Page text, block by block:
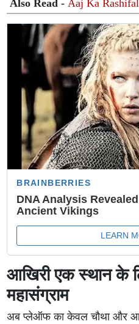
Also Read -Aaj Ka
पहला सोमवार आज, चंद्रमा और
आपकी राशि पर क्या होगा असर
आखिरी एक स्थान के
महासंग्राम
अब प्लेऑफ का केवल चौथा और